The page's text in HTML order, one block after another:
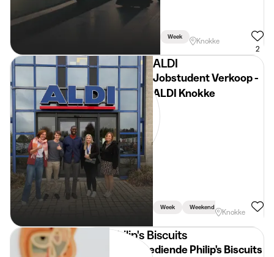
Week
Knokke
2
ALDI
Jobstudent Verkoop -
ALDI Knokke
Week Weekend
Knokke
Philip's Biscuits
Winkelbediende Philip's Biscuits